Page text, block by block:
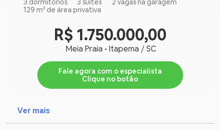
3 dormitórios
3 suítes
2 vagas na garagem
129 m² de área privativa
R$ 1.750.000,00
Meia Praia • Itapema / SC
Fale agora com o especialista
Clique no botão
Ver mais